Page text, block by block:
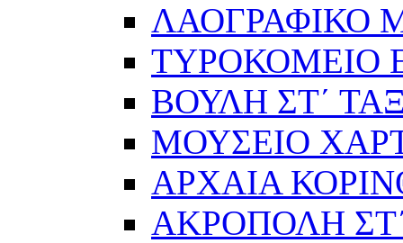
ΛΑΟΓΡΑΦΙΚΟ
ΤΥΡΟΚΟΜΕΙΟ
ΒΟΥΛΗ ΣΤ΄
ΜΟΥΣΕΙΟ
ΑΡΧΑΙΑ
ΑΚΡΟΠΟΛΗ